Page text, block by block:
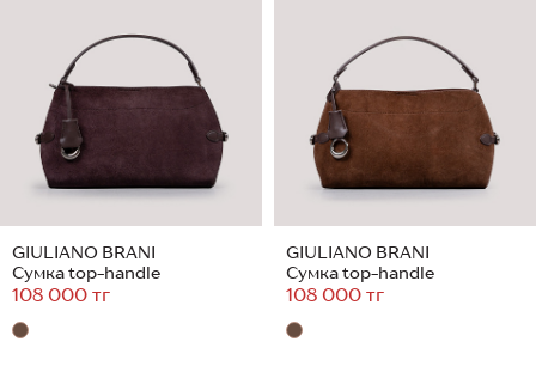
GIULIANO BRANI
Сумка top-handle
108 000 тг
GIULIANO BRANI
Сумка top-handle
108 000 тг